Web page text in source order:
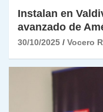
Instalan en
avanzado de
30/10/2025 Vocero